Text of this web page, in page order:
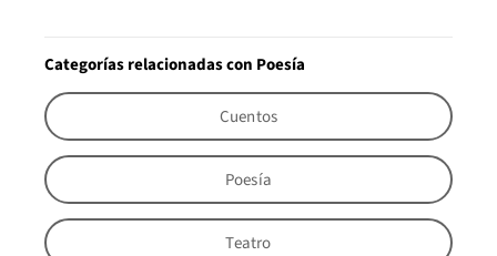
Categorías relacionadas con Poesía
Cuentos
Poesía
Teatro